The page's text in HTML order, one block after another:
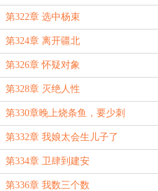
第322章 选中杨束
第324章 离开疆北
第326章 怀疑对象
第328章 灭绝人性
第330章晚上烧条鱼，要少刺
第332章 我娘太会生儿子了
第334章 卫肆到建安
第336章 我数三个数